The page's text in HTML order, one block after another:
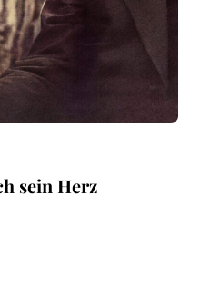
sein Herz